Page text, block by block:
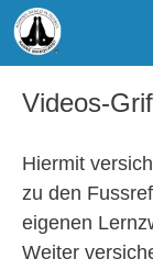
Zum
Inhalt
springen
Videos-
Hiermit
zu den
eigenen
Weiter